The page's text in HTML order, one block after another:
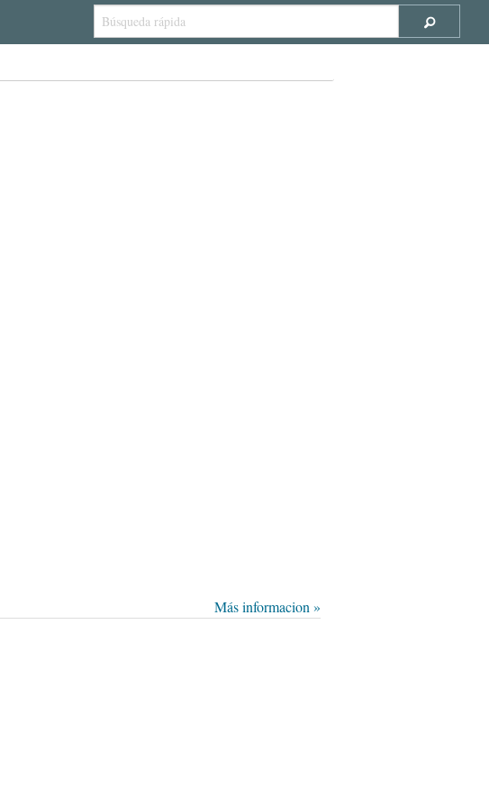
Más informacion »